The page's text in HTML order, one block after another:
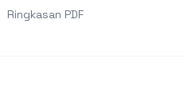
Ringkasan PDF